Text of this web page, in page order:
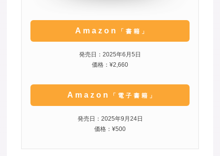
Amazon 「書籍」
発売日：2025年6月5日
価格：¥2,660
Amazon 「電子書籍」
発売日：2025年9月24日
価格：¥500